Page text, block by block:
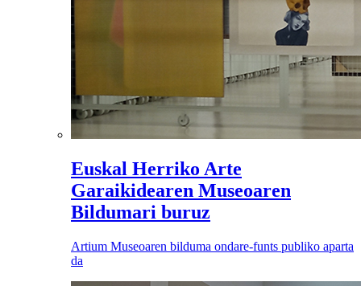
Euskal Herriko Arte
Garaikidearen Museoaren
Bildumari buruz
Artium Museoaren bilduma ondare-funts publiko aparta
da